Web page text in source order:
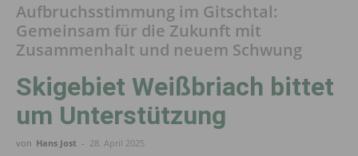
Aufbruchsstimmung im Gitschtal:
Gemeinsam für die Zukunft mit
Zusammenhalt und neuem Schwung
Skigebiet Weißbriach bittet
um Unterstützung
von Hans Jost - 28. April 2025